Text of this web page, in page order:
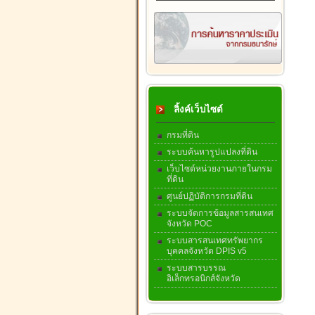
ลิ้งค์เว็บไซต์
กรมที่ดิน
ระบบค้นหารูปแปลงที่ดิน
เว็บไซต์หน่วยงานภายในกรม
ที่ดิน
ศูนย์ปฏิบัติการกรมที่ดิน
ระบบจัดการข้อมูลสารสนเทศ
จังหวัด POC
ระบบสารสนเทศทรัพยากร
บุคคลจังหวัด DPIS v5
ระบบสารบรรณ
อิเล็กทรอนิกส์จังหวัด